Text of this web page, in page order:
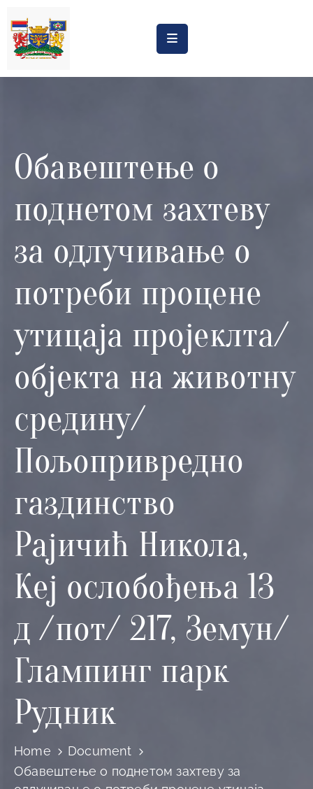
Насловна
Процена
утицаја
Регистри
дивљих
Планови
програми
Мониторнинг
Заштита
природе
Едукација
Обавештење о
поднетом захтеву
за одлучивање о
потреби процене
утицаја пројеклта/
објекта на животну
средину/
Пољопривредно
газдинство
Рајичић Никола,
Кеј ослобођења 13
д /пот/ 217, Земун/
Глампинг парк
Рудник
Home
Document
Обавештење о поднетом захтеву за